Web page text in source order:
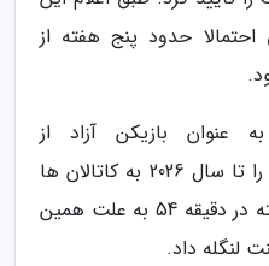
احتمالا حدود پنج هفته از
عنوان بازیکن آزاد از
منچسترسیتی جدا شد و خود را تا سال 2026 به کاتالان ها
متعهد کرد، در بازی شب گذشته در دقیقه 54 به علت همین
لنگله داد.